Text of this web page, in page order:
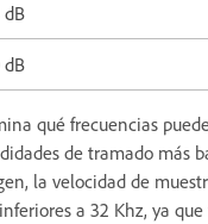
dB
dB
qué frecuencias
de tramado más
la velocidad de
a 32 Khz, ya